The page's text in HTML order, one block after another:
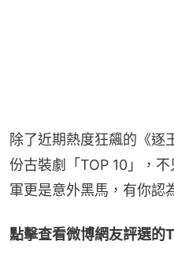
除了近期熱度狂飆的《逐
份古裝劇「TOP 10」，
軍更是意外黑馬，有你認
點擊查看微博網友評選的